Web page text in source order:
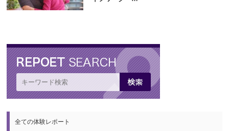
全ての体験レポート